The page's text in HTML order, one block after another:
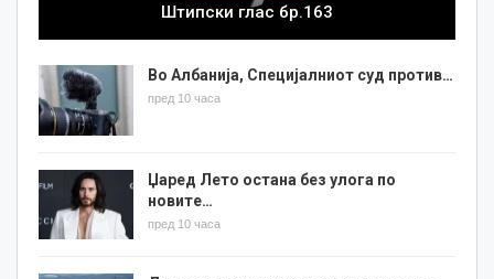
Штипски глас бр.163
Во Албанија, Специјалниот суд против…
пред 10 часа
Џаред Лето остана без улога по
новите…
пред 10 часа